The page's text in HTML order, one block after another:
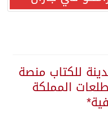
سمو وزير الخارجية : اتفاقية مكة تعكس الإرادة السياسية لحماية أمن المنطقة
للكتاب منصة
المملكة